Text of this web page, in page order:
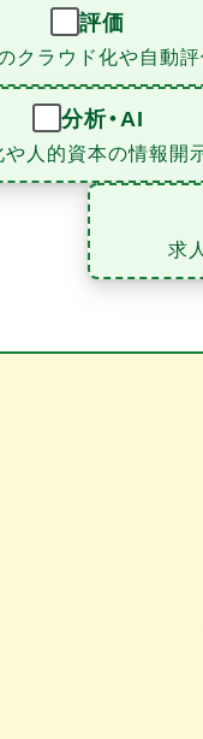
評価
クラウド化や自動
分析・AI
や人的資本の情報開
求